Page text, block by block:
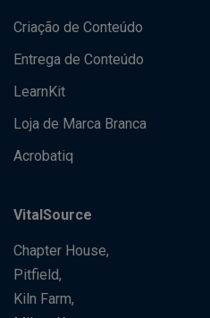
Criação de Conteúdo
Entrega de Conteúdo
LearnKit
Loja de Marca Branca
Acrobatiq
VitalSource
Chapter House,
Pitfield,
Kiln Farm,